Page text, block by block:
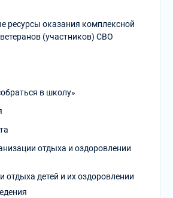
ресурсы оказания комплексной
(участников) СВО
в школу»
отдыха и оздоровлении
отдыха детей и их оздоровлении